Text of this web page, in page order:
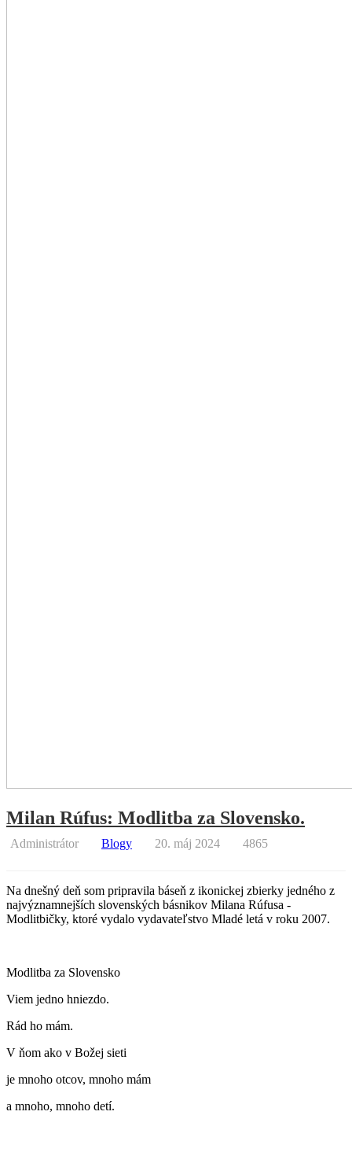
Milan Rúfus: Modlitba za Slovensko.
Administrátor Blogy 20. máj 2024 4865
Na dnešný deň som pripravila báseň z ikonickej zbierky jedného z
najvýznamnejších slovenských básnikov Milana Rúfusa -
Modlitbičky, ktoré vydalo vydavateľstvo Mladé letá v roku 2007.
Modlitba za Slovensko
Viem jedno hniezdo.
Rád ho mám.
V ňom ako v Božej sieti
je mnoho otcov, mnoho mám
a mnoho, mnoho detí.